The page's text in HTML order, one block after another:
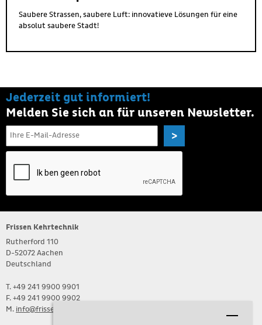
Saubere Strassen, saubere Luft: innovatieve Lösungen für eine
absolut saubere Stadt!
Jederzeit gut informiert!
Melden Sie sich an für unseren Newsletter.
>
Frissen Kehrtechnik
Rutherford 110
D-52072 Aachen
Deutschland
T. +49 241 9900 9901
F. +49 241 9900 9902
M. info@frissen-kehrtechnik.de